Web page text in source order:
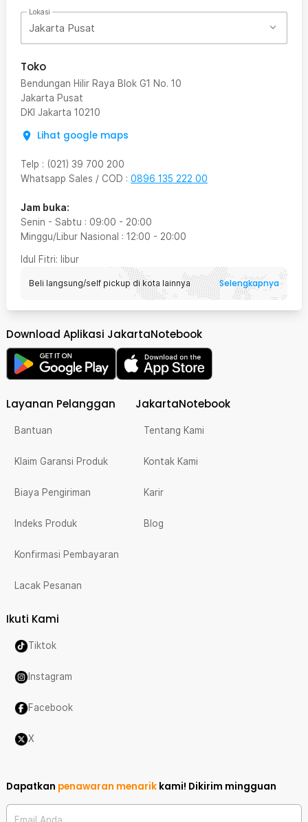
Lokasi
Jakarta Pusat
Toko
Bendungan Hilir Raya Blok G1 No. 10
Jakarta Pusat
DKI Jakarta 10210
Lihat google maps
Telp : (021) 39 700 200
Whatsapp Sales / COD : 0896 135 222 00
Jam buka:
Senin - Sabtu : 09:00 - 20:00
Minggu/Libur Nasional : 12:00 - 20:00
Idul Fitri: libur
Beli langsung/self pickup di kota lainnya Selengkapnya
Download Aplikasi JakartaNotebook
Layanan Pelanggan
Bantuan
Klaim Garansi Produk
Biaya Pengiriman
Indeks Produk
Konfirmasi Pembayaran
Lacak Pesanan
JakartaNotebook
Tentang Kami
Kontak Kami
Karir
Blog
Ikuti Kami
Tiktok
Instagram
Facebook
X
Dapatkan penawaran menarik kami! Dikirim mingguan
Email Anda